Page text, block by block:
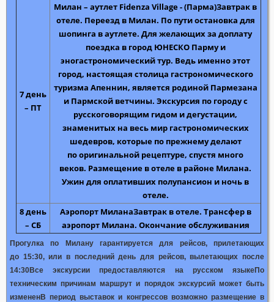
7 день
– ПТ
Милан – аутлет Fidenza Village - (Парма)Завтрак в
отеле. Переезд в Милан. По пути остановка для
шопинга в аутлете. Для желающих за доплату
поездка в город ЮНЕСКО Парму и
эногастрономический тур. Ведь именно этот
город, настоящая столица гастрономического
туризма Апеннин, является родиной Пармезана
и Пармской ветчины. Экскурсия по городу с
русскоговорящим гидом и дегустации,
знаменитых на весь мир гастрономических
шедевров, которые по прежнему делают
по оригинальной рецептуре, спустя много
веков. Размещение в отеле в районе Милана.
Ужин для оплативших полупансион и ночь в
отеле.
8 день
– СБ
Аэропорт МиланаЗавтрак в отеле. Трансфер в
аэропорт Милана. Окончание обслуживания
Прогулка по Милану гарантируется для рейсов, прилетающих
до 15:30, или в последний день для рейсов, вылетающих после
14:30Все экскурсии предоставляются на русском языкеПо
техническим причинам маршрут и порядок экскурсий может быть
измененВ период выставок и конгрессов возможно размещение в